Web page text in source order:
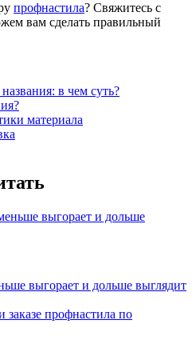
профнастила? Свяжитесь с
вам сделать правильный
в чем суть?
материала
выгорает и дольше выглядит